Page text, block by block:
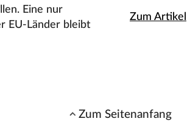
Eine nur
EU-Länder bleibt
Zum Artikel
Zum Seitenanfang